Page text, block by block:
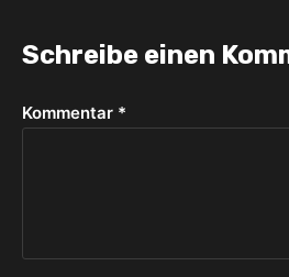
Schreibe einen
Kommentar *